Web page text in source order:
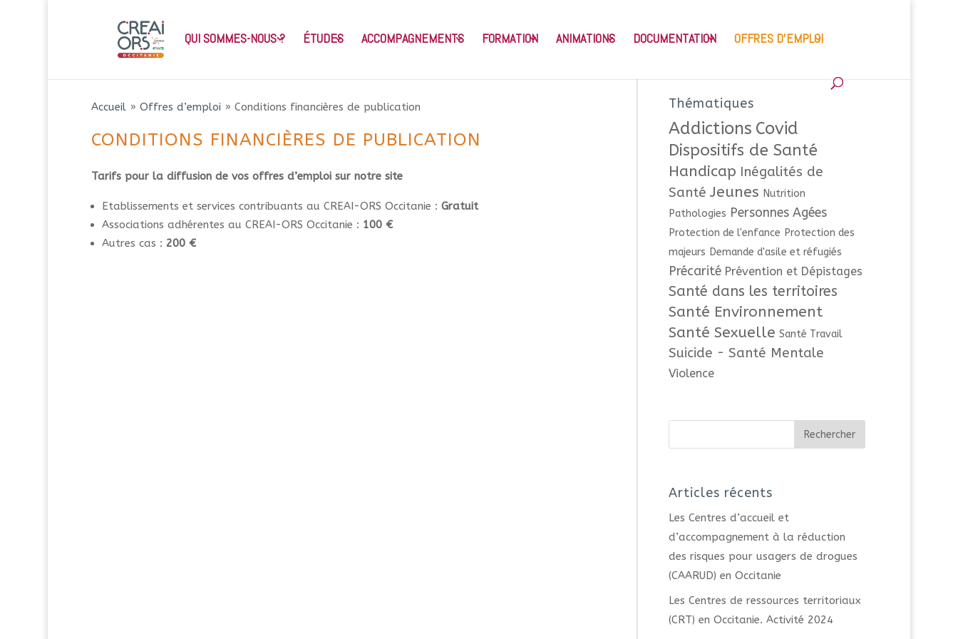
QUI SOMMES-NOUS ? ÉTUDES ACCOMPAGNEMENTS FORMATION ANIMATIONS DOCUMENTATION OFFRES D’EMPLOI
Accueil» Offres d’emploi » Conditions financières de publication
CONDITIONS FINANCIÈRES DE PUBLICATION
Tarifs pour la diffusion de vos offres d’emploi sur notre site
Etablissements et services contribuants au CREAI-ORS Occitanie : Gratuit
Associations adhérentes au CREAI-ORS Occitanie : 100 €
Autres cas : 200 €
Thématiques
Addictions Covid
Dispositifs de Santé
Handicap Inégalités de
Santé Jeunes Nutrition
Pathologies Personnes Agées
Protection de l'enfance Protection des
majeurs Demande d'asile et réfugiés
Précarité Prévention et Dépistages
Santé dans les territoires
Santé Environnement
Santé Sexuelle Santé Travail
Suicide - Santé Mentale
Violence
Articles récents
Les Centres d’accueil et
d’accompagnement à la réduction
des risques pour usagers de drogues
(CAARUD) en Occitanie
Les Centres de ressources territoriaux
(CRT) en Occitanie. Activité 2024